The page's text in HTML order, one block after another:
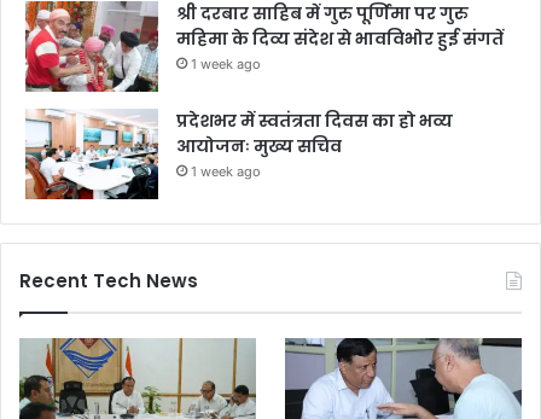
श्री दरबार साहिब में गुरु पूर्णिमा पर गुरु
महिमा के दिव्य संदेश से भावविभोर हुई संगतें
1 week ago
प्रदेशभर में स्वतंत्रता दिवस का हो भव्य
आयोजनः मुख्य सचिव
1 week ago
Recent Tech News